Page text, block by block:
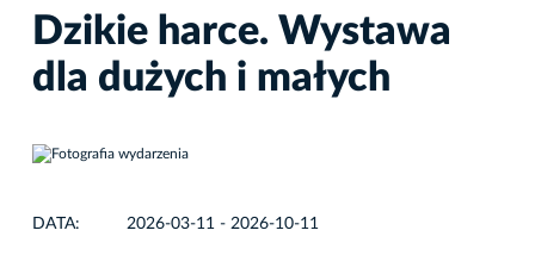
Dzikie harce. Wystawa
dla dużych i małych
DATA: 2026-03-11 - 2026-10-11